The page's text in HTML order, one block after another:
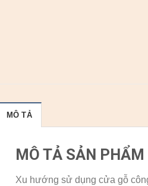
MÔ TẢ
MÔ TẢ SẢN PHẨM
Xu hướng sử dụng cửa gỗ